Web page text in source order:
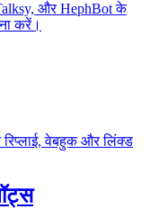
और HephBot के
करें।
रिप्लाई, वेबहुक और लिंक्ड